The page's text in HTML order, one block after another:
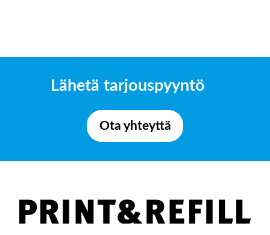
Lähetä tarjouspyyntö
Ota yhteyttä